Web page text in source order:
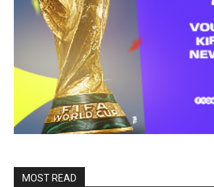
MOST READ